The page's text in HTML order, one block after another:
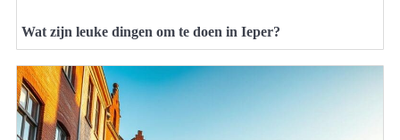
Wat zijn leuke dingen om te doen in Ieper?